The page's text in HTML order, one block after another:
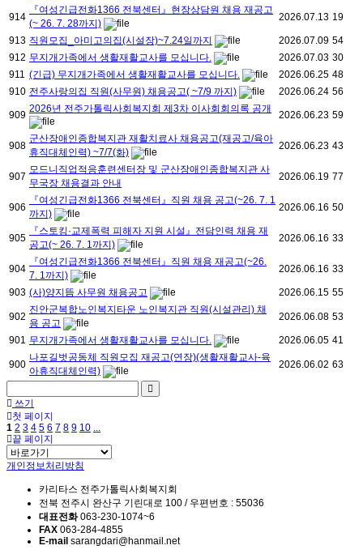
914
『여성긴급전화1366 전북센터』현장상담원 채용 재공고
(~ 26. 7. 28까지)
2026.07.13 19
913 직원모집_아미고의집(시설장)~7.24일까지 2026.07.09 54
912 무지개가족에서 생활재활교사를 모십니다. 2026.07.03 30
911 (긴급) 무지개가족에서 생활재활교사를 모십니다. 2026.06.25 48
910 전주사랑의집 직원(사무원) 채용공고( ~7/9 까지) 2026.06.24 56
909
2026년 전주가톨릭사회복지회 제3차 이사회회의록 공개
2026.06.23 59
908
군산장애인종합복지관 재활치료사 채용공고(재공고/육아
휴직대체인력) ~7/7(화)
2026.06.23 43
907
모드니직업적응훈련센터장 및 군산장애인종합복지관 사
무국장 채용결과 안내
2026.06.19 77
906
『여성긴급전화1366 전북센터』직원 채용 공고(~26. 7. 1
까지)
2026.06.16 50
905
『스토킹·교제폭력 피해자 지원 시설』전담인력 채용 재
공고(~ 26. 7. 1까지)
2026.06.16 33
904
『여성긴급전화1366 전북센터』직원 채용 재공고(~26.
7. 1까지)
2026.06.16 33
903 (사)양지뜸 사무원 채용공고 2026.06.15 55
902
진안군복합노인복지타운 노인복지관 직원(시설관리) 채
용 공고
2026.06.08 53
901 무지개가족에서 생활재활교사를 모십니다. 2026.06.05 41
900
나포길벗공동체 직원모집 재공고(연장)(생활재활교사-육
아휴직대체인력)
2026.06.02 63
쓰기
첫 페이지
1 2 3 4 5 6 7 8 9 10 ...
끝 페이지
개인정보처리방침
카리타스 전주가톨릭사회복지회
전북 전주시 완산구 기린대로 100 / 우편번호 : 55036
대표전화063-230-1074~6
FAX 063-284-4855
E-mail sarangdari@hanmail.net